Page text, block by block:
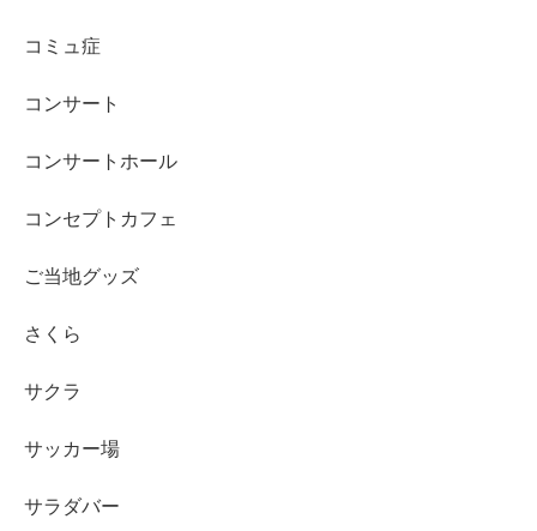
コミュ症
コンサート
コンサートホール
コンセプトカフェ
ご当地グッズ
さくら
サクラ
サッカー場
サラダバー